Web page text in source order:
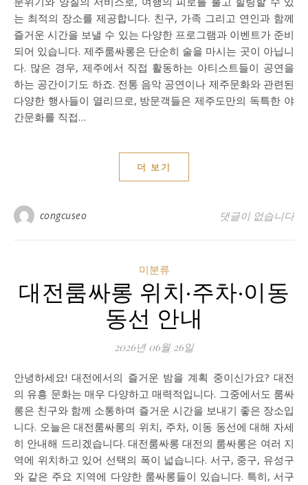
는 최적의 장소를 제공합니다. 친구, 가족 그리고 연인과 함께
즐거운 시간을 보낼 수 있는 다양한 프로그램과 이벤트가 준비
되어 있습니다. 제주룸싸롱은 단순히 술을 마시는 곳이 아닙니
다. 많은 경우, 제주에서 직접 활동하는 아티스트들이 공연을
하는 공간이기도 하죠. 전통 음악 공연이나 제주문화와 관련된
다양한 행사들이 열리므로, 방문객들은 제주도만의 독특한 야
간문화를 직접…
더 보기
congcuseo 댓글이 없습니다
미분류
대전룸싸롱 위치·주차·이동
동선 안내
2026년 06월 26일
안녕하세요! 대전에서의 즐거운 밤을 계획 중이신가요? 대전
의 유흥 문화는 매우 다양하고 매력적입니다. 그중에서도 룸싸
롱은 친구와 함께 소통하며 즐거운 시간을 보내기 좋은 장소입
니다. 오늘은 대전룸싸롱의 위치, 주차, 이동 동선에 대해 자세
히 안내해 드리겠습니다. 대전룸싸롱 대전의 룸싸롱은 여러 지
역에 위치하고 있어 선택의 폭이 넓습니다. 서구, 중구, 유성구
와 같은 주요 지역에 다양한 룸싸롱들이 있습니다. 특히, 서구